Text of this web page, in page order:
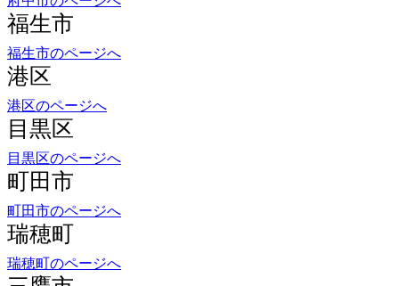
福生市のページへ
港区
港区のページへ
目黒区
目黒区のページへ
町田市
町田市のページへ
瑞穂町
瑞穂町のページへ
三鷹市
三鷹市のページへ